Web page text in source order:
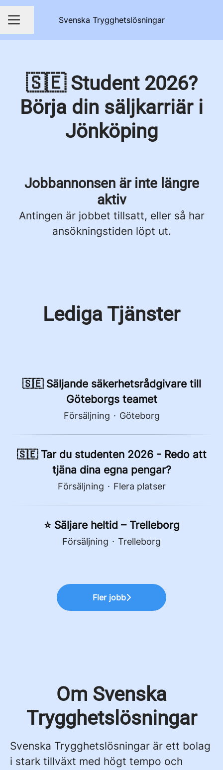
KARRIÄRMENYSvenska Trygghetslösningar
Dela sidan
🇸🇪 Student 2026?
Börja din säljkarriär i
Jönköping
Jobbannonsen är inte längre
aktiv
Antingen är jobbet tillsatt, eller så har
ansökningstiden löpt ut.
Lediga Tjänster
🇸🇪 Säljande säkerhetsrådgivare till
Göteborgs teamet
Försäljning · Göteborg
🇸🇪 Tar du studenten 2026 - Redo att
tjäna dina egna pengar?
Försäljning · Flera platser
⭐ Säljare heltid – Trelleborg
Försäljning · Trelleborg
Fler jobb
Om Svenska
Trygghetslösningar
Svenska Trygghetslösningar är ett bolag
i stark tillväxt med högt tempo och